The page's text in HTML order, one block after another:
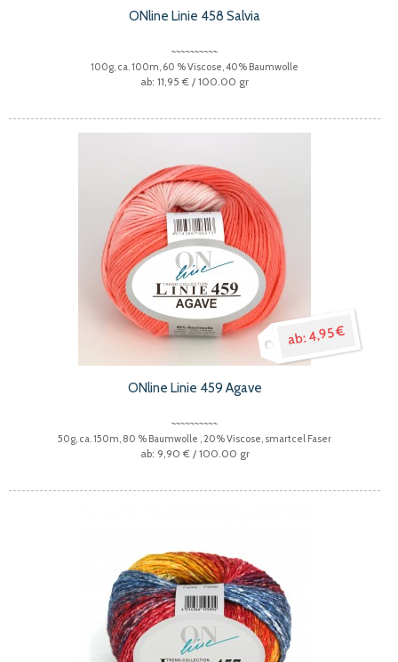
ONline Linie 458 Salvia
100g, ca. 100m, 60 % Viscose, 40% Baumwolle
11,95 € / 100.00 gr
4,95 €
ONline Linie 459 Agave
50g, ca. 150m, 80 % Baumwolle , 20% Viscose, smartcel Faser
9,90 € / 100.00 gr